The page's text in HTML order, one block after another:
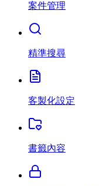
案件管理
精準搜尋
客製化設定
書籤內容